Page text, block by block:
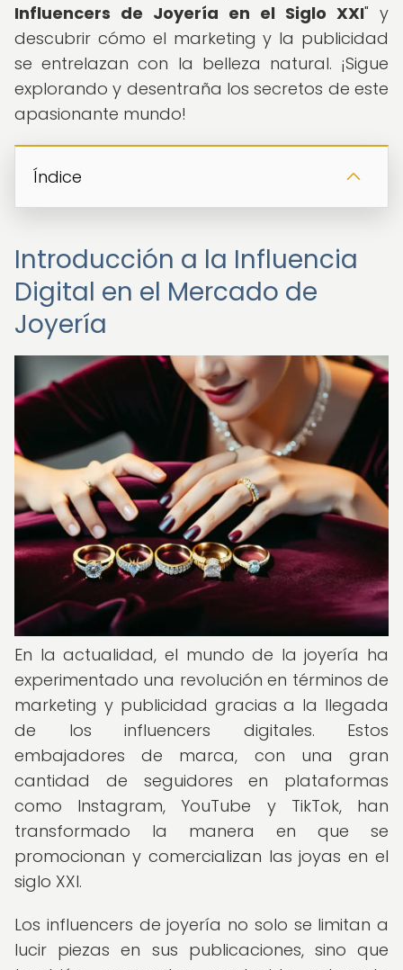
Influencers de Joyería en el Siglo XXI" y
descubrir cómo el marketing y la publicidad
se entrelazan con la belleza natural. ¡Sigue
explorando y desentraña los secretos de este
apasionante mundo!
Índice
Introducción a la Influencia
Digital en el Mercado de
Joyería
En la actualidad, el mundo de la joyería ha
experimentado una revolución en términos de
marketing y publicidad gracias a la llegada
de los influencers digitales. Estos
embajadores de marca, con una gran
cantidad de seguidores en plataformas
como Instagram, YouTube y TikTok, han
transformado la manera en que se
promocionan y comercializan las joyas en el
siglo XXI.
Los influencers de joyería no solo se limitan a
lucir piezas en sus publicaciones, sino que